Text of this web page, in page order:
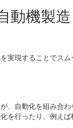
動機製造
実現することでス
、自動化を組み合
を行ったり、例え